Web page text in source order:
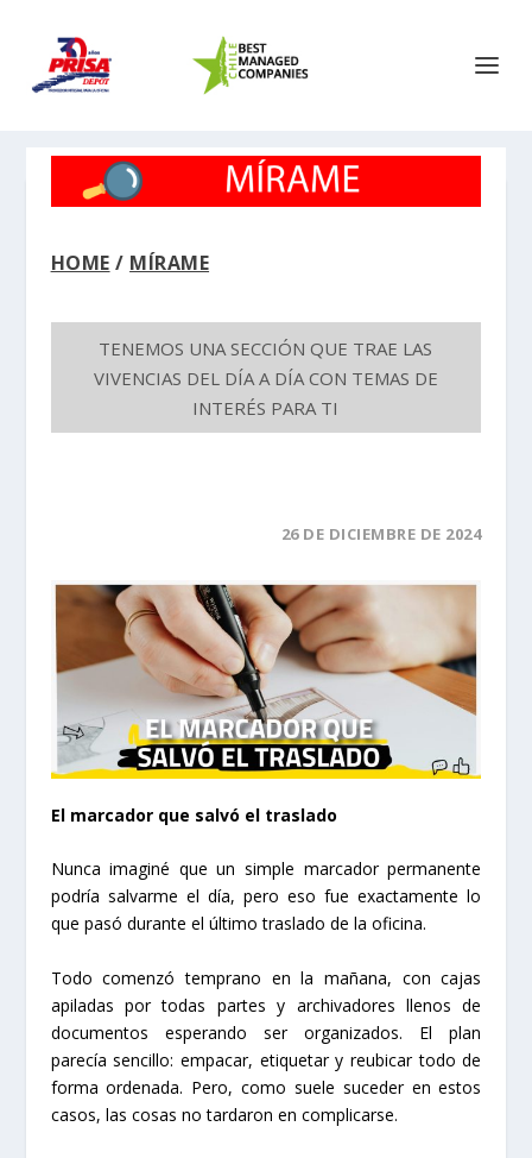
HOME / MÍRAME
TENEMOS UNA SECCIÓN QUE TRAE LAS
VIVENCIAS DEL DÍA A DÍA CON TEMAS DE
INTERÉS PARA TI
26 DE DICIEMBRE DE 2024
El marcador que salvó el traslado
Nunca imaginé que un simple marcador permanente
podría salvarme el día, pero eso fue exactamente lo
que pasó durante el último traslado de la oficina.
Todo comenzó temprano en la mañana, con cajas
apiladas por todas partes y archivadores llenos de
documentos esperando ser organizados. El plan
parecía sencillo: empacar, etiquetar y reubicar todo de
forma ordenada. Pero, como suele suceder en estos
casos, las cosas no tardaron en complicarse.